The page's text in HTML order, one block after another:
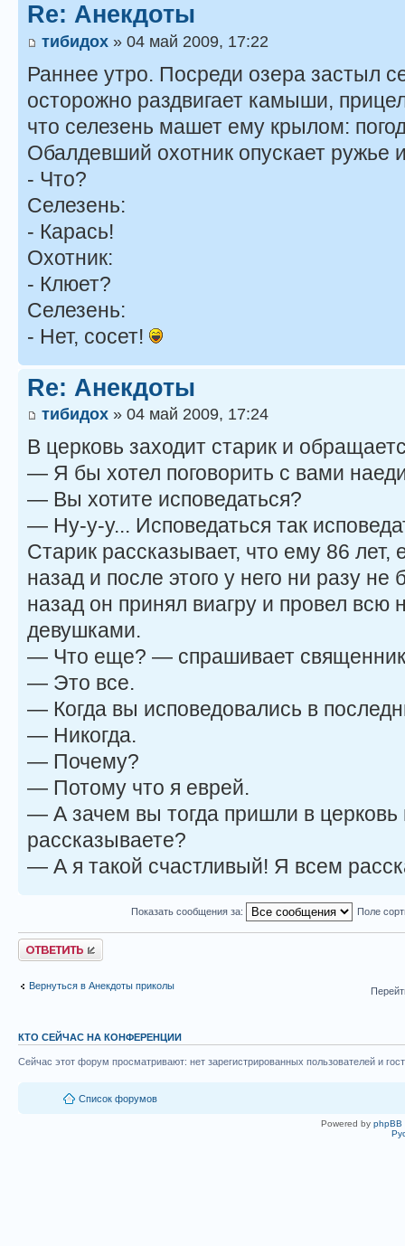
Re: Анекдоты
тибидох » 04 май 2009, 17:22
Раннее утро. Посреди озера застыл
осторожно раздвигает камыши,
что селезень машет ему крылом:
Обалдевший охотник опускает ружье
- Что?
Селезень:
- Карась!
Охотник:
- Клюет?
Селезень:
- Нет, сосет!
Re: Анекдоты
тибидох » 04 май 2009, 17:24
В церковь заходит старик и
— Я бы хотел поговорить с вами
— Вы хотите исповедаться?
— Ну-у-у... Исповедаться так
Старик рассказывает, что ему 86 лет,
назад и после этого у него ни разу
назад он принял виагру и провел всю
девушками.
— Что еще? — спрашивает
— Это все.
— Когда вы исповедовались в
— Никогда.
— Почему?
— Потому что я еврей.
— А зачем вы тогда пришли в церковь
рассказываете?
— А я такой счастливый! Я всем
Показать сообщения за: Поле
Ответить
Вернуться в Анекдоты приколы
КТО СЕЙЧАС НА КОНФЕРЕНЦИИ
Сейчас этот форум просматривают: нет зарегистрированных пользователей и
Список форумов
Powered by phpBB